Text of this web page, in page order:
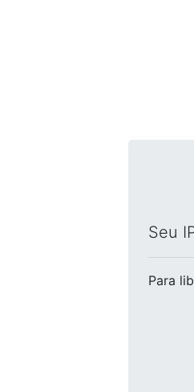
Seu
Para